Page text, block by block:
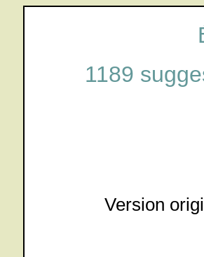
1189
Version